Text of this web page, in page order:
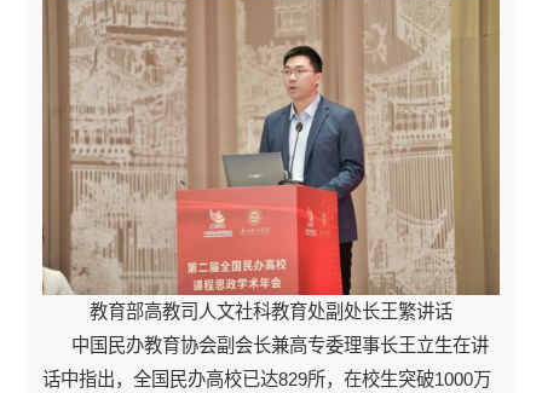
教育部高教司人文社科教育处副处长王繁讲话
中国民办教育协会副会长兼高专委理事长王立生在讲
话中指出，全国民办高校已达829所，在校生突破1000万